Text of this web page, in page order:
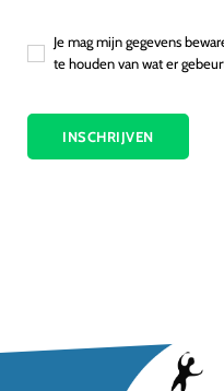
Je mag mijn gegevens
te houden van wat er
INSCHRIJVEN